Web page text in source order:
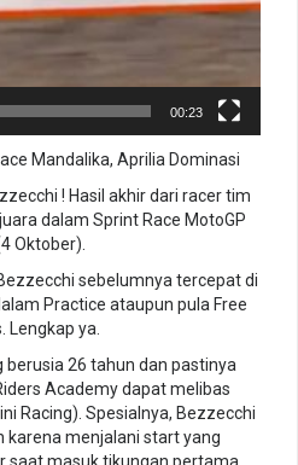
00:23
Mandalika, Aprilia Dominasi
! Hasil akhir dari racer tim
dalam Sprint Race MotoGP
Oktober).
sebelumnya tercepat di
Practice ataupun pula Free
Lengkap ya.
berusia 26 tahun dan pastinya
Academy dapat melibas
Racing). Spesialnya, Bezzecchi
karena menjalani start yang